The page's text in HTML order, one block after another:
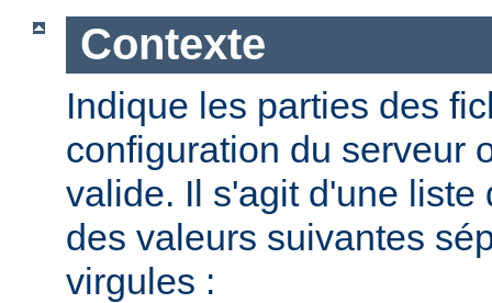
Contexte
Indique les parties des
configuration du serveur
valide. Il s'agit d'une liste
des valeurs suivantes
virgules :